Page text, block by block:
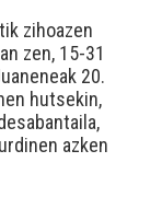
zihoazen
zen, 15-31
20.
hutsekin,
azken